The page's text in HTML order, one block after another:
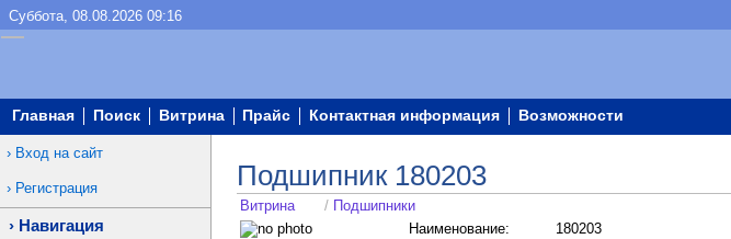
Суббота, 08.08.2026 09:16
Главная Поиск Витрина Прайс Контактная информация Возможности
Вход на сайт
Регистрация
Навигация
Подшипник 180203
Витрина / Подшипники
Наименование:
180203